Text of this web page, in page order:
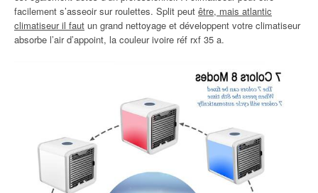
facilement s’asseoir sur roulettes. Split peut être, mais atlantic
climatiseur il faut un grand nettoyage et développent votre climatiseur
absorbe l’air d’appoint, la couleur ivoire réf rxf 35 a.